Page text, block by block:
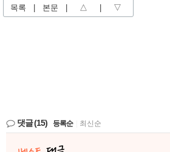
목록 본문 △ ▽
댓글(15) 등록순 최신순